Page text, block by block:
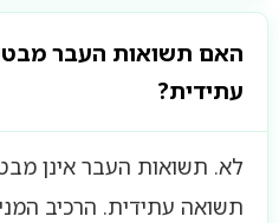
האם תשואות העבר
עתידית?
לא. תשואות העבר אינן
תשואה עתידית. הרכיב